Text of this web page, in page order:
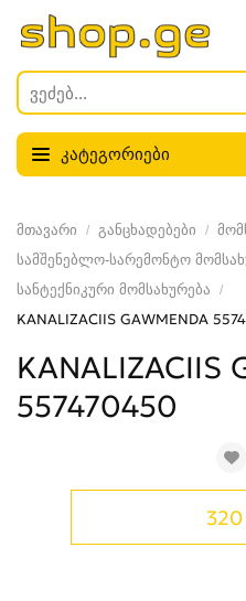
კატეგორიები
მთავარი განცხადებები
სამშენებლო-სარემონტო
სანტექნიკური მომსახურება
KANALIZACIIS GAWMENDA
KANALIZACIIS
557470450